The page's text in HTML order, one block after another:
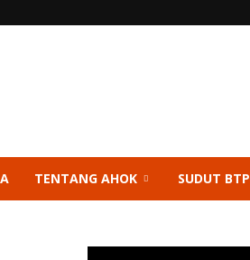
TENTANG AHOK SUDUT BTP